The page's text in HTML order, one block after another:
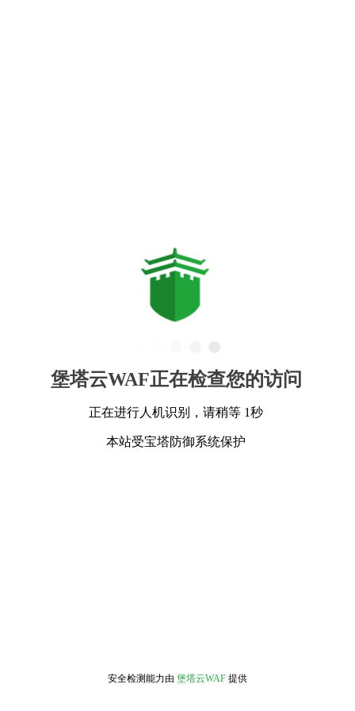
堡塔云WAF正在检查您的访问
正在进行人机识别，请稍等 1秒
本站受宝塔防御系统保护
安全检测能力由 堡塔云WAF 提供